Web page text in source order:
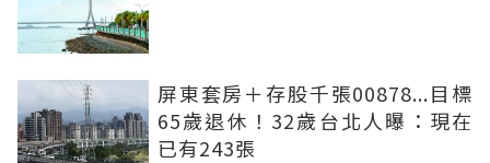
屏東套房＋存股千張00878...目標
65歲退休！32歲台北人曝：現在
已有243張